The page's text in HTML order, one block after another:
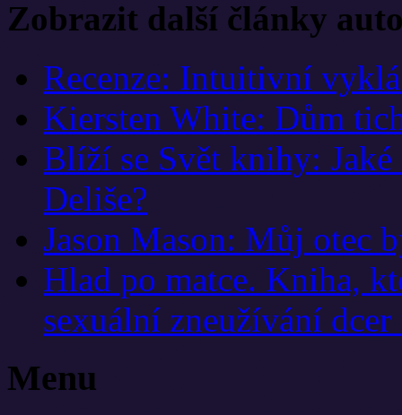
Zobrazit další články
Recenze: Intuitivní
Kiersten White: Dům
Blíží se Svět knihy:
Deliše?
Jason Mason: Můj otec
Hlad po matce. Kniha,
sexuální zneužívání
Menu